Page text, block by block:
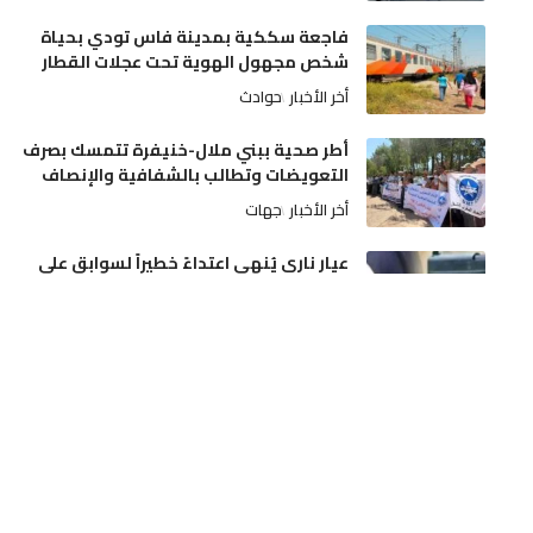
فاجعة سككية بمدينة فاس تودي بحياة
شخص مجهول الهوية تحت عجلات القطار
أخر الأخبار حوادث
أطر صحية ببني ملال-خنيفرة تتمسك بصرف
التعويضات وتطالب بالشفافية والإنصاف
أخر الأخبار جهات
عيار ناري يُنهي اعتداءً خطيراً لسوابق على